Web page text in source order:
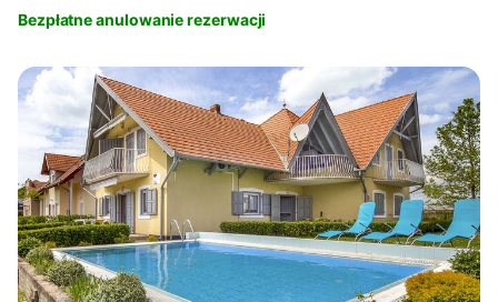
Bezpłatne anulowanie rezerwacji